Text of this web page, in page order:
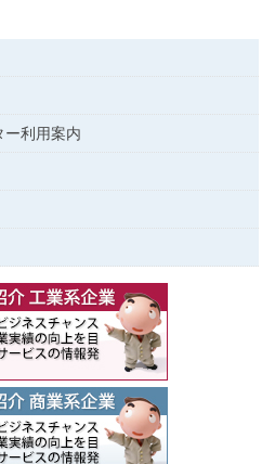
ー利用案内